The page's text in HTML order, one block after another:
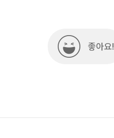
좋아요!